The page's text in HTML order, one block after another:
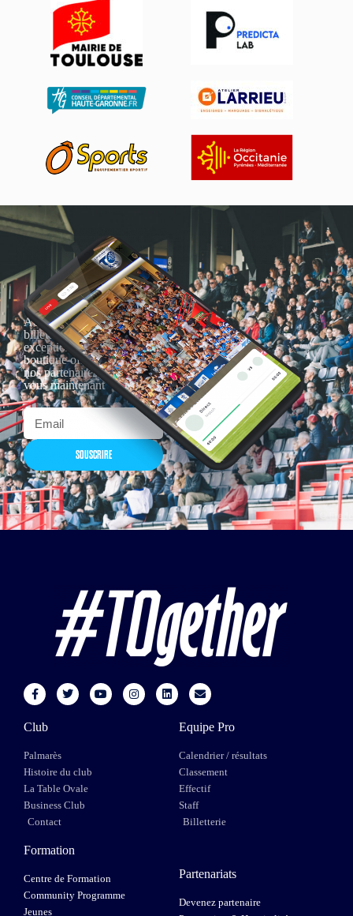
Actualités, nouveautés,
billetterie, remises
exceptionnelles dans la
boutique officielles & chez
nos partenaires… Inscrivez-
vous maintenant
SOUSCRIRE
Club
Palmarès
Histoire du club
La Table Ovale
Business Club
Contact
Equipe Pro
Calendrier / résultats
Classement
Effectif
Staff
Billetterie
Formation
Centre de Formation
Community Programme
Jeunes
Partenariats
Devenez partenaire